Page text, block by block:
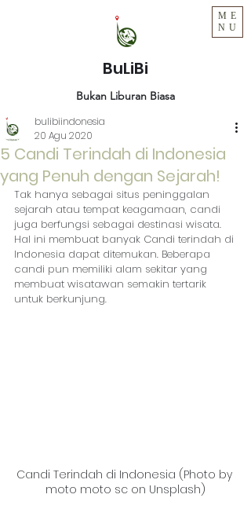
ME
NU
BuLiBi
Bukan Liburan Biasa
5 Candi Terindah di Indonesia
yang Penuh dengan Sejarah!
bulibiindonesia
20 Agu 2020
Tak hanya sebagai situs peninggalan
sejarah atau tempat keagamaan, candi
juga berfungsi sebagai destinasi wisata.
Hal ini membuat banyak Candi terindah di
Indonesia dapat ditemukan. Beberapa
candi pun memiliki alam sekitar yang
membuat wisatawan semakin tertarik
untuk berkunjung.
Candi Terindah di Indonesia (Photo by
moto moto sc on Unsplash)